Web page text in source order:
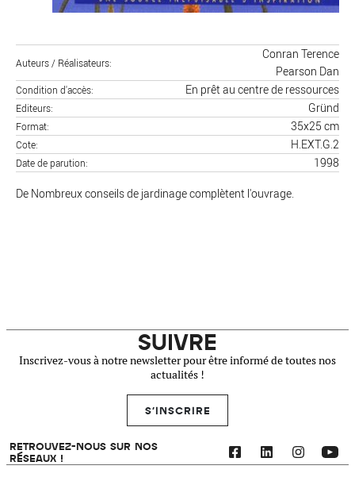
Auteurs / Réalisateurs
Conran Terence
Pearson Dan
Condition d'accès En prêt au centre de ressources
Editeurs Gründ
Format 35x25 cm
Cote H.EXT.G.2
Date de parution 1998
De Nombreux conseils de jardinage complètent l'ouvrage.
SUIVRE
Inscrivez-vous à notre newsletter pour être informé de toutes nos
actualités !
S'INSCRIRE
RETROUVEZ-NOUS SUR NOS
RÉSEAUX !